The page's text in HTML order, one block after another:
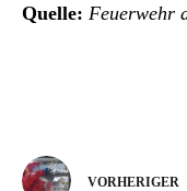
Quelle: Feuerwehr
VORHERIGER